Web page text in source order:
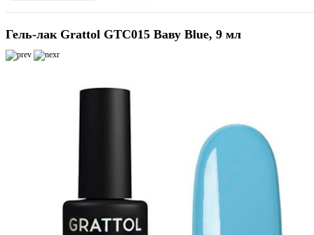
Гель-лак Grattol GTC015 Ваву Blue, 9 мл